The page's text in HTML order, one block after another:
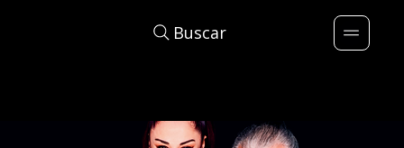
Buscar